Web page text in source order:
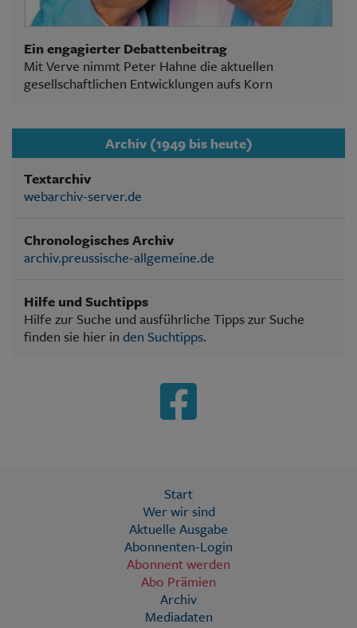
Ein engagierter Debattenbeitrag
Mit Verve nimmt Peter Hahne die aktuellen
gesellschaftlichen Entwicklungen aufs Korn
Archiv (1949 bis heute)
Textarchiv
webarchiv-server.de
Chronologisches Archiv
archiv.preussische-allgemeine.de
Hilfe und Suchtipps
Hilfe zur Suche und ausführliche Tipps zur Suche
finden sie hier in den Suchtipps.
Start
Wer wir sind
Aktuelle Ausgabe
Abonnenten-Login
Abonnent werden
Abo Prämien
Archiv
Mediadaten